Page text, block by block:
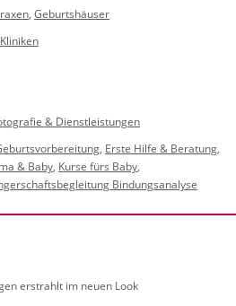
, Geburtshäuser
Kliniken
& Dienstleistungen
, Erste Hilfe & Beratung,
& Baby, Kurse fürs Baby,
Bindungsanalyse
er­strahlt im neuen Look